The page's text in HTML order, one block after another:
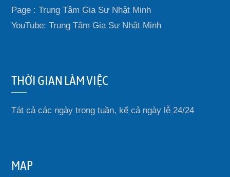
Page : Trung Tâm Gia Sư Nhật Minh
YouTube: Trung Tâm Gia Sư Nhật Minh
THỜI GIAN LÀM VIỆC
Tát cả các ngày trong tuần, kể cả ngày lễ 24/24
MAP